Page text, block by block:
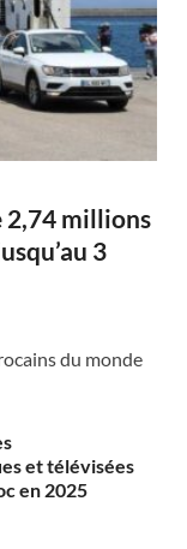
2,74 millions
3
du monde
et télévisées
en 2025